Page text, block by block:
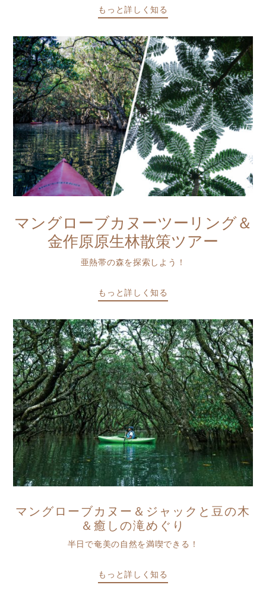
もっと詳しく知る
マングローブカヌーツーリング＆
金作原原生林散策ツアー
亜熱帯の森を探索しよう！
もっと詳しく知る
マングローブカヌー＆ジャックと豆の木
＆癒しの滝めぐり
半日で奄美の自然を満喫できる！
もっと詳しく知る